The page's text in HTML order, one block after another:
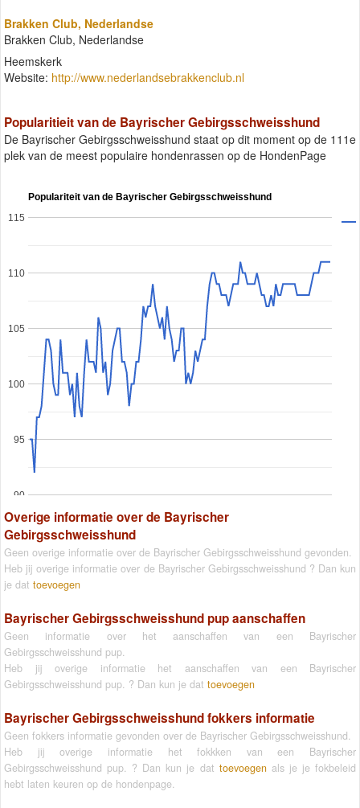
Brakken Club, Nederlandse
Brakken Club, Nederlandse
Heemskerk
Website: http://www.nederlandsebrakkenclub.nl
Popularitieit van de Bayrischer Gebirgsschweisshund
De Bayrischer Gebirgsschweisshund staat op dit moment op de 111e
plek van de meest populaire hondenrassen op de HondenPage
Populariteit van de Bayrischer Gebirgsschweisshund
90
95
100
105
110
115
Overige informatie over de Bayrischer
Gebirgsschweisshund
Geen overige informatie over de Bayrischer Gebirgsschweisshund gevonden.
Heb jij overige informatie over de Bayrischer Gebirgsschweisshund ? Dan kun
je dat toevoegen
Bayrischer Gebirgsschweisshund pup aanschaffen
Geen informatie over het aanschaffen van een Bayrischer
Gebirgsschweisshund pup.
Heb jij overige informatie het aanschaffen van een Bayrischer
Gebirgsschweisshund pup. ? Dan kun je dat toevoegen
Bayrischer Gebirgsschweisshund fokkers informatie
Geen fokkers informatie gevonden over de Bayrischer Gebirgsschweisshund.
Heb jij overige informatie het fokkken van een Bayrischer
Gebirgsschweisshund pup. ? Dan kun je dat toevoegenals je je fokbeleid
hebt laten keuren op de hondenpage.